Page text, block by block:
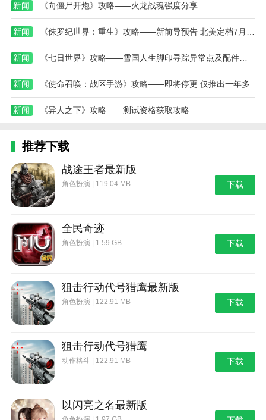
新闻 《向僵尸开炮》攻略——火龙战魂强度分享
新闻
新闻 《七日世界》攻略——雪国人生脚印寻踪异常点及配件奖励位置一览
新闻 《使命召唤：战区手游》攻略——即将停更 仅推出一年多
新闻 《异人之下》攻略——测试资格获取攻略
推荐下载
战途王者最新版
角色扮演 | 119.04 MB 下载
全民奇迹
角色扮演 | 1.59 GB 下载
狙击行动代号猎鹰最新版
角色扮演 | 122.91 MB 下载
狙击行动代号猎鹰
动作格斗 | 122.91 MB 下载
以闪亮之名最新版